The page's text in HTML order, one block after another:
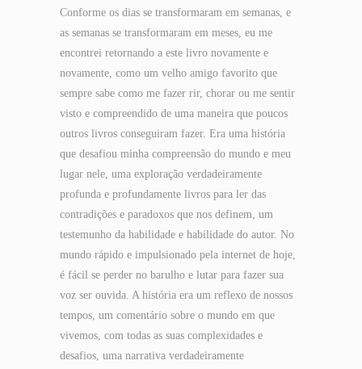
Conforme os dias se transformaram em semanas, e
as semanas se transformaram em meses, eu me
encontrei retornando a este livro novamente e
novamente, como um velho amigo favorito que
sempre sabe como me fazer rir, chorar ou me sentir
visto e compreendido de uma maneira que poucos
outros livros conseguiram fazer. Era uma história
que desafiou minha compreensão do mundo e meu
lugar nele, uma exploração verdadeiramente
profunda e profundamente livros para ler das
contradições e paradoxos que nos definem, um
testemunho da habilidade e habilidade do autor. No
mundo rápido e impulsionado pela internet de hoje,
é fácil se perder no barulho e lutar para fazer sua
voz ser ouvida. A história era um reflexo de nossos
tempos, um comentário sobre o mundo em que
vivemos, com todas as suas complexidades e
desafios, uma narrativa verdadeiramente